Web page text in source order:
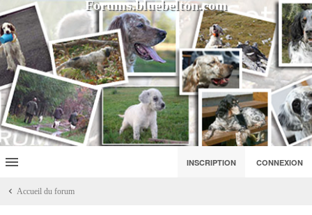
Forums.bluebelton.com
INSCRIPTION CONNEXION
Accueil du forum